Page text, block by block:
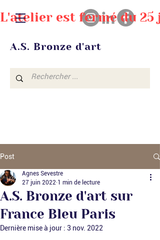
A.S. Bronze d'art
L'atelier est fermé du
Post
A.S. Bronze d'art sur
France Bleu Paris
Agnes Sevestre
27 juin 2022 1 min de lecture
Dernière mise à jour : 3 nov. 2022